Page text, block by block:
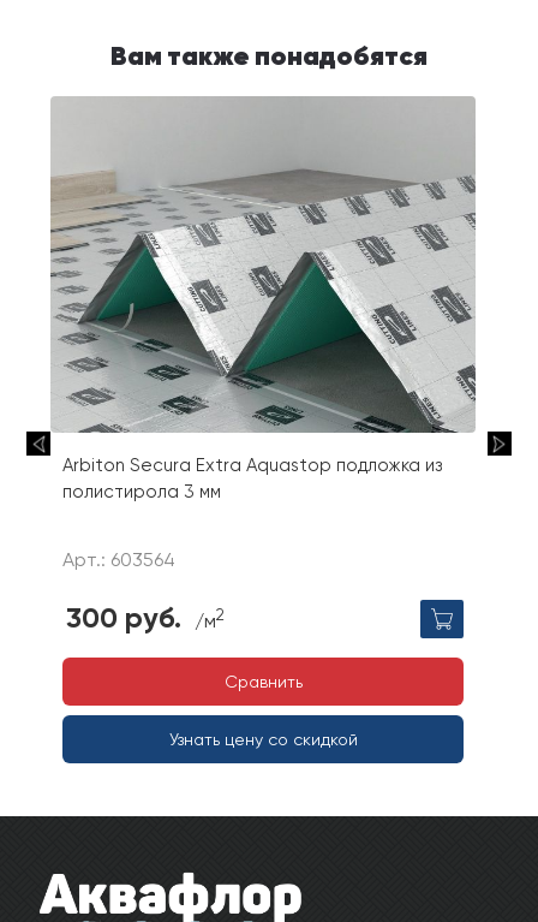
Вам также понадобятся
Arbiton Secura Extra Aquastop подложка из
полистирола 3 мм
Арт.: 603564
300 руб. /м2
Сравнить
Узнать цену со скидкой